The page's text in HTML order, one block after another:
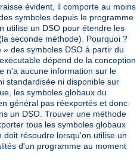
évident, il comporte au moins
symboles depuis le programme
utilise un DSO pour étendre les
seconde méthode). Pourquoi ?
des symboles DSO à partir du
dépend de la conception
n'a aucune information sur le
standardisée ni disponible sur
les symboles globaux du
général pas réexportés et donc
un DSO. Trouver une méthode
tous les symboles globaux
résoudre lorsqu'on utilise un
d'un programme au moment